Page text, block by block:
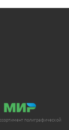
полиграфической